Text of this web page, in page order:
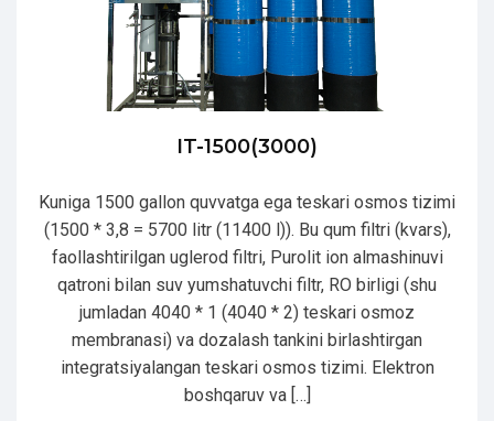
IT-1500(3000)
Kuniga 1500 gallon quvvatga ega teskari osmos tizimi
(1500 * 3,8 = 5700 litr (11400 l)). Bu qum filtri (kvars),
faollashtirilgan uglerod filtri, Purolit ion almashinuvi
qatroni bilan suv yumshatuvchi filtr, RO birligi (shu
jumladan 4040 * 1 (4040 * 2) teskari osmoz
membranasi) va dozalash tankini birlashtirgan
integratsiyalangan teskari osmos tizimi. Elektron
boshqaruv va […]